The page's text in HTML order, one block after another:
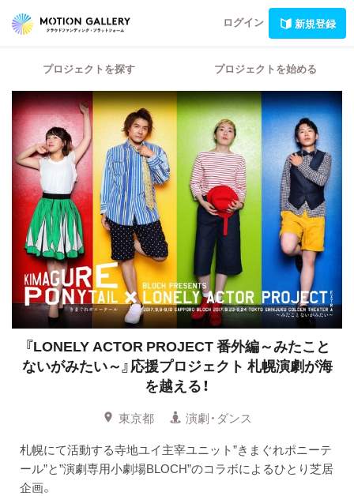
ログイン 新規登録
プロジェクトを探す プロジェクトを始める
『LONELY ACTOR PROJECT 番外編～みたこと
ないがみたい～』応援プロジェクト 札幌演劇が海
を越える！
東京都
演劇・ダンス
札幌にて活動する寺地ユイ主宰ユニット”きまぐれポニーテ
ール”と”演劇専用小劇場BLOCH”のコラボによるひとり芝居
企画。